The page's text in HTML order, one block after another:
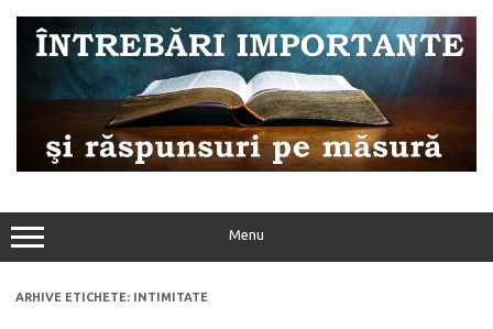
conținut
Menu
ARHIVE ETICHETE: INTIMITATE